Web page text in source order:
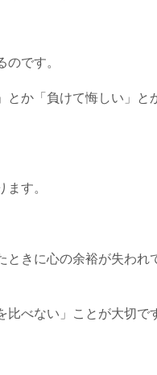
です。
か「負けて悔しい」と
す。
きに心の余裕が失われ
べない」ことが大切で